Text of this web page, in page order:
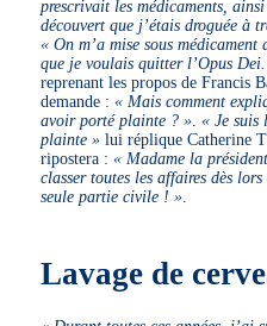
prescrivait les médicaments,
découvert que j’étais droguée à
« On m’a mise sous
que je voulais quitter l’Opus
reprenant les propos de Francis
demande :« Mais comment
avoir porté plainte ? » .« Je suis
plainte » lui réplique Catherine
ripostera :« Madame la
classer toutes les affaires dès
seule partie civile ! »
Lavage de